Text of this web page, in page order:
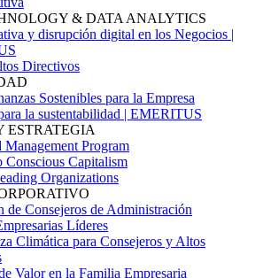
& DATA ANALYTICS
y disrupción digital en los Negocios |
Directivos
Sostenibles para la Empresa
la sustentabilidad | EMERITUS
ESTRATEGIA
Management Program
Conscious Capitalism
Organizations
de Consejeros de Administración
Líderes
Climática para Consejeros y Altos
Valor en la Familia Empresaria